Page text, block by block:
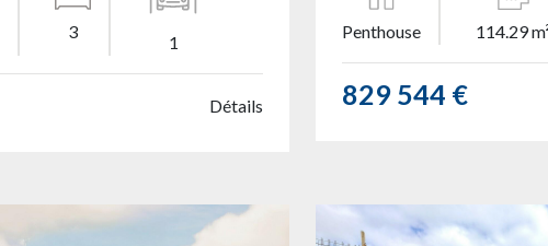
3
1
Détails
Penthouse 114.29
829 544 €